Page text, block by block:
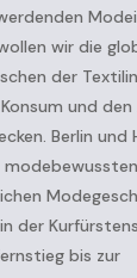
wir die
der
und den
Berlin und
der
bis zur